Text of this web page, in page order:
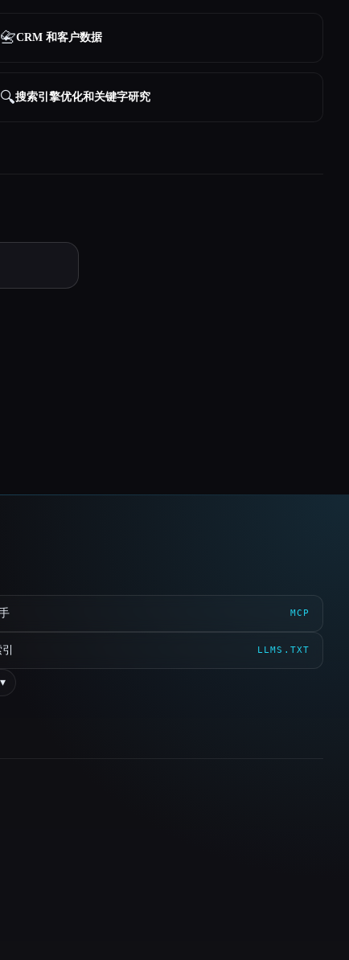
📇CRM 和客户数据
🔍搜索引擎优化和关键字研究
MCP
LLMS.TXT
▾